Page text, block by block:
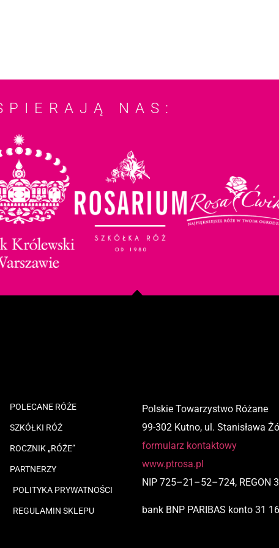
NAS:
POLECANE RÓŻE
SZKÓŁKI RÓŻ
ROCZNIK „RÓŻE”
PARTNERZY
POLITYKA PRYWATNOŚCI
REGULAMIN SKLEPU
Polskie Towarzystwo Różane
99-302 Kutno, ul. Stanisława
formularz kontaktowy
www.ptrosa.pl
NIP725–21 –52–724, REGON
bank BNP PARIBAS konto31